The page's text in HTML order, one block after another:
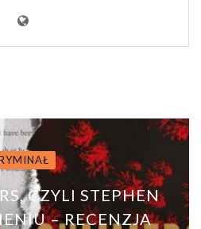
CZYLI STEPHEN
– RECENZJA